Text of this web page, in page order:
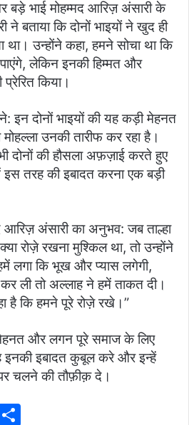
बड़े भाई मोहम्मद आरिज़ अंसारी के
ने बताया कि दोनों भाइयों ने खुद ही
उन्होंने कहा, हमने सोचा था कि
लेकिन इनकी हिम्मत और
किया।
इन दोनों भाइयों की यह कड़ी मेहनत
उनकी तारीफ कर रहा है।
दोनों की हौसला अफ़ज़ाई करते हुए
तरह की इबादत करना एक बड़ी
आरिज़ अंसारी का अनुभव: जब ताल्हा
रोज़े रखना मुश्किल था, तो उन्होंने
लगा कि भूख और प्यास लगेगी,
ली तो अल्लाह ने हमें ताकत दी।
है कि हमने पूरे रोज़े रखे।”
मेहनत और लगन पूरे समाज के लिए
इनकी इबादत कुबूल करे और इन्हें
चलने की तौफ़ीक़ दे।